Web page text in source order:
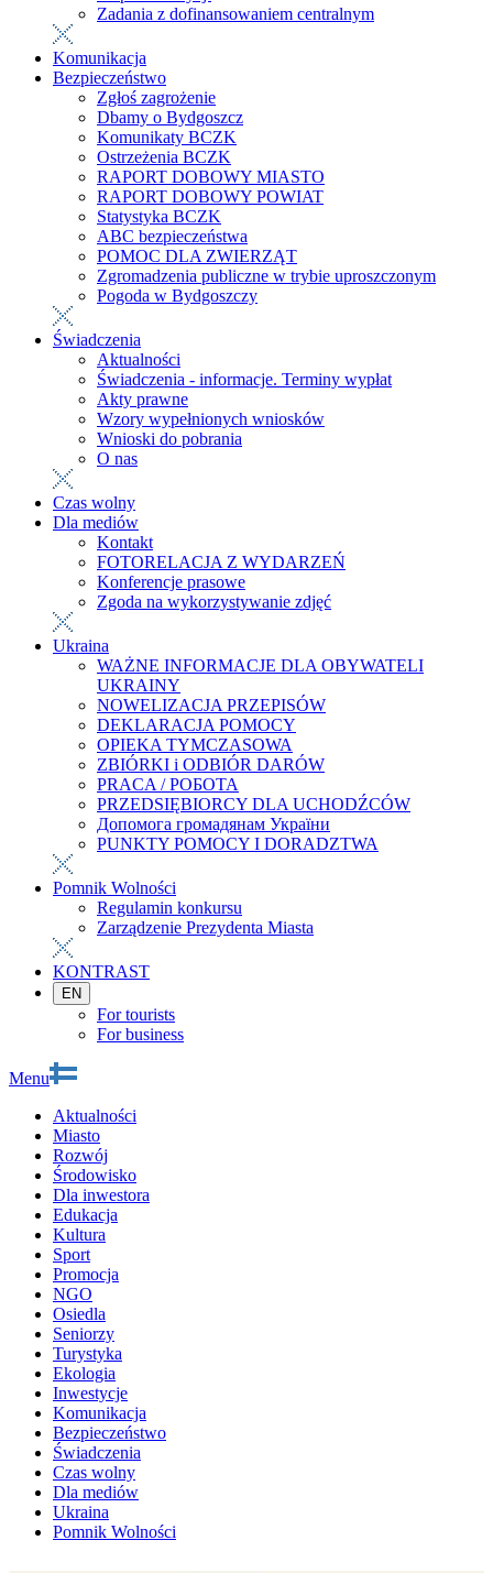
Zadania z dofinansowaniem centralnym
Komunikacja
Bezpieczeństwo
Zgłoś zagrożenie
Dbamy o Bydgoszcz
Komunikaty BCZK
Ostrzeżenia BCZK
RAPORT DOBOWY MIASTO
RAPORT DOBOWY POWIAT
Statystyka BCZK
ABC bezpieczeństwa
POMOC DLA ZWIERZĄT
Zgromadzenia publiczne w trybie uproszczonym
Pogoda w Bydgoszczy
Świadczenia
Aktualności
Świadczenia - informacje. Terminy wypłat
Akty prawne
Wzory wypełnionych wniosków
Wnioski do pobrania
O nas
Czas wolny
Dla mediów
Kontakt
FOTORELACJA Z WYDARZEŃ
Konferencje prasowe
Zgoda na wykorzystywanie zdjęć
Ukraina
WAŻNE INFORMACJE DLA OBYWATELI
UKRAINY
NOWELIZACJA PRZEPISÓW
DEKLARACJA POMOCY
OPIEKA TYMCZASOWA
ZBIÓRKI i ODBIÓR DARÓW
PRACA / РОБОТА
PRZEDSIĘBIORCY DLA UCHODŹCÓW
Допомога громадянам України
PUNKTY POMOCY I DORADZTWA
Pomnik Wolności
Regulamin konkursu
Zarządzenie Prezydenta Miasta
KONTRAST
EN
For tourists
For business
Menu
Aktualności
Miasto
Rozwój
Środowisko
Dla inwestora
Edukacja
Kultura
Sport
Promocja
NGO
Osiedla
Seniorzy
Turystyka
Ekologia
Inwestycje
Komunikacja
Bezpieczeństwo
Świadczenia
Czas wolny
Dla mediów
Ukraina
Pomnik Wolności